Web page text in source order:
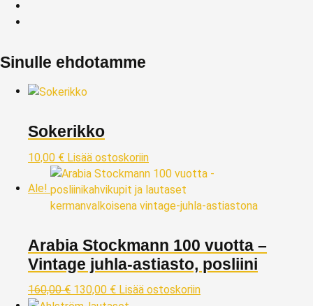
Sinulle ehdotamme
Sokerikko
10,00 € Lisää ostoskoriin
Ale!
Arabia Stockmann 100 vuotta –
Vintage juhla-astiasto, posliini
160,00€ 130,00 € Lisää ostoskoriin